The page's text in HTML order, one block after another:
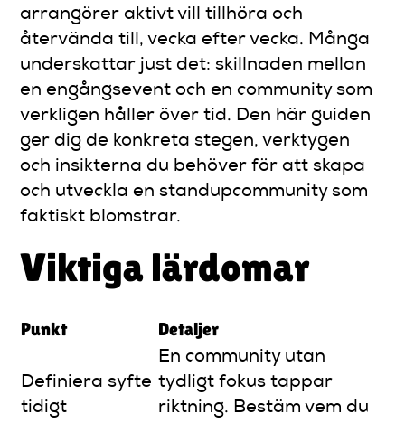
arrangörer aktivt vill tillhöra och
återvända till, vecka efter vecka. Många
underskattar just det: skillnaden mellan
en engångsevent och en community som
verkligen håller över tid. Den här guiden
ger dig de konkreta stegen, verktygen
och insikterna du behöver för att skapa
och utveckla en standupcommunity som
faktiskt blomstrar.
Viktiga lärdomar
Punkt Detaljer
Definiera syfte
tidigt
En community utan
tydligt fokus tappar
riktning. Bestäm vem du